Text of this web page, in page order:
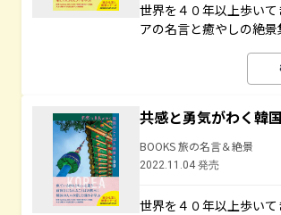
世界を４０年以上歩い
アの名言と癒やしの絶景
共感と勇気がわく韓
BOOKS 旅の名言＆絶景
2022.11.04 発売
世界を４０年以上歩い